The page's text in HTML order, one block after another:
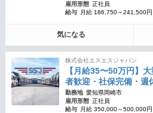
雇用形態 正社員
給与
月給 186,750～241,500円
気になる
株式会社エスエスジャパン
【月給35〜50万円】
者歓迎・社保完備・週
勤務地 愛知県岡崎市
雇用形態 正社員
給与
月給 350,000～500,000円